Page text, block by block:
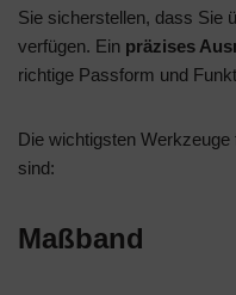
Sie sicherstellen, dass Sie
verfügen. Ein präzises
richtige Passform und
Die wichtigsten
sind:
Maßband